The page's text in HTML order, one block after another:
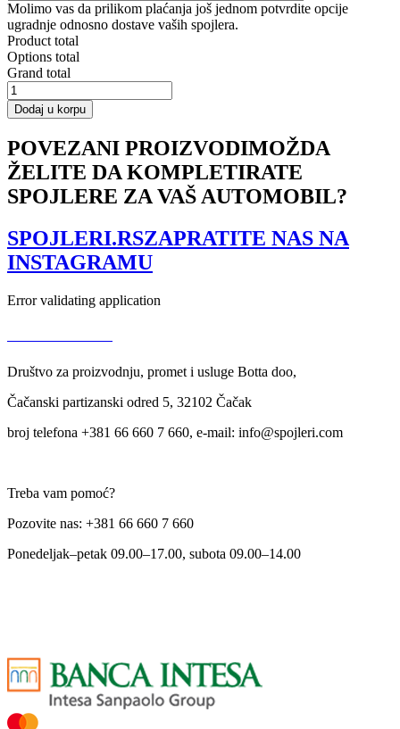
Molimo vas da prilikom plaćanja još jednom potvrdite opcije
ugradnje odnosno dostave vaših spojlera.
Product total
Options total
Grand total
Front
Splitter
V.2
S3
8P
FL
količina
Dodaj u korpu
POVEZANI PROIZVODIMOŽDA
ŽELITE DA KOMPLETIRATE
SPOJLERE ZA VAŠ AUTOMOBIL?
SPOJLERI.RSZAPRATITE NAS NA
INSTAGRAMU
Error validating application
Društvo za proizvodnju, promet i usluge Botta doo,
Čačanski partizanski odred 5, 32102 Čačak
broj telefona +381 66 660 7 660, e-mail: info@spojleri.com
Treba vam pomoć?
Pozovite nas: +381 66 660 7 660
Ponedeljak–petak 09.00–17.00, subota 09.00–14.00